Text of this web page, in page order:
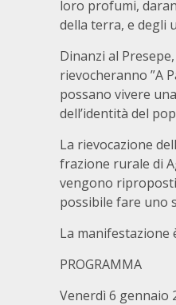
loro profumi,
della terra, e degli
Dinanzi al
rievocheranno ”A
possano vivere
dell’identità del
La rievocazione
frazione rurale di
vengono
possibile fare uno
La manifestazione
PROGRAMMA
Venerdì 6 gennaio